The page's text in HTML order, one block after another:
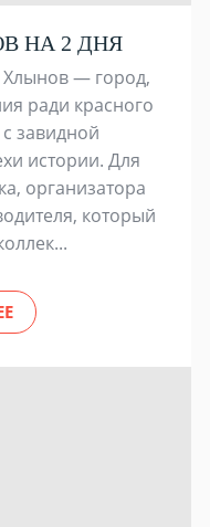
НА 2 ДНЯ
Хлынов — город,
ради красного
с завидной
истории. Для
организатора
который